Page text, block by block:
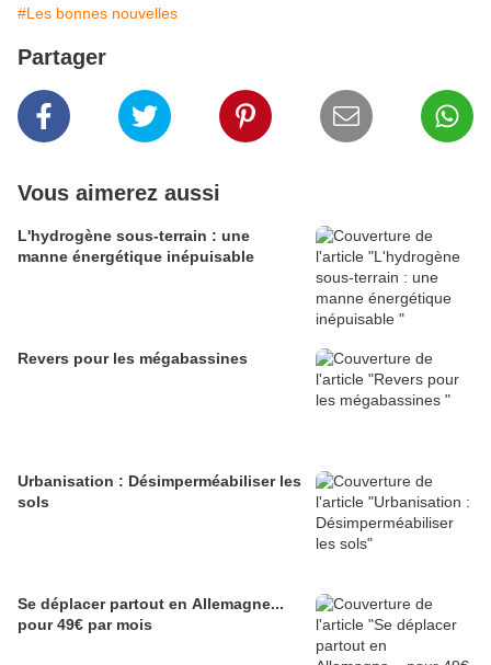
#Les bonnes nouvelles
Partager
Vous aimerez aussi
L'hydrogène sous-terrain : une
manne énergétique inépuisable
Revers pour les mégabassines
Urbanisation : Désimperméabiliser les
sols
Se déplacer partout en Allemagne...
pour 49€ par mois